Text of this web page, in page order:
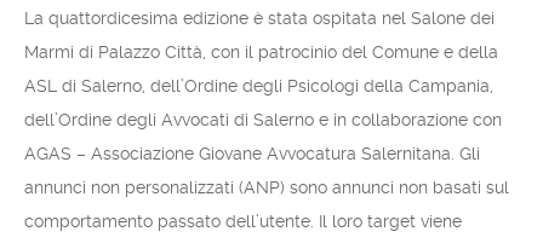
La quattordicesima edizione è stata ospitata nel Salone dei
Marmi di Palazzo Città, con il patrocinio del Comune e della
ASL di Salerno, dell’Ordine degli Psicologi della Campania,
dell’Ordine degli Avvocati di Salerno e in collaborazione con
AGAS – Associazione Giovane Avvocatura Salernitana. Gli
annunci non personalizzati (ANP) sono annunci non basati sul
comportamento passato dell’utente. Il loro target viene